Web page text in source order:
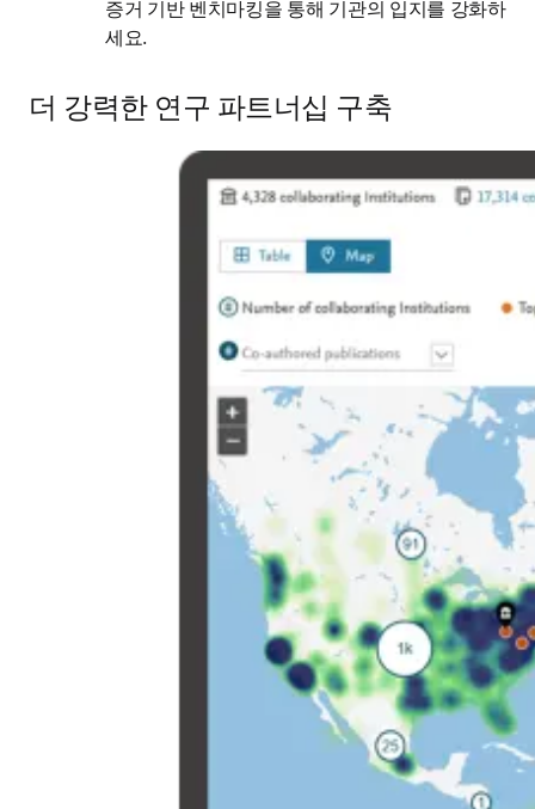
증거 기반 벤치마킹을 통해 기관의 입지를 강화하
세요.
더 강력한 연구 파트너십 구축